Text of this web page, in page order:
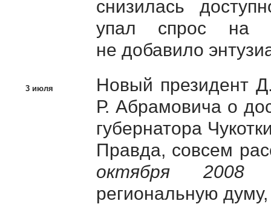
снизилась
упал спрос на
не добавило
3 июля
Новый президент
Р. Абрамовича о
губернатора
Правда, совсем
октября 2008
региональную